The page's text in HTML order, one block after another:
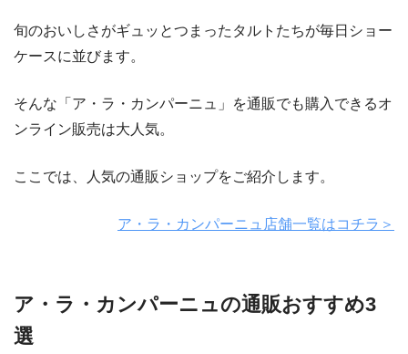
旬のおいしさがギュッとつまったタルトたちが毎日ショー
ケースに並びます。
そんな「ア・ラ・カンパーニュ」を通販でも購入できるオ
ンライン販売は大人気。
ここでは、人気の通販ショップをご紹介します。
ア・ラ・カンパーニュ店舗一覧はコチラ＞
ア・ラ・カンパーニュの通販おすすめ3
選